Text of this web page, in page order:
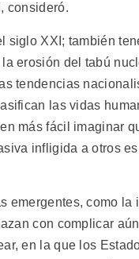
consideró.
siglo XXI; también
erosión del tabú
tendencias
las vidas
más fácil imaginar
infligida a otros
emergentes, como la
con complicar
en la que los